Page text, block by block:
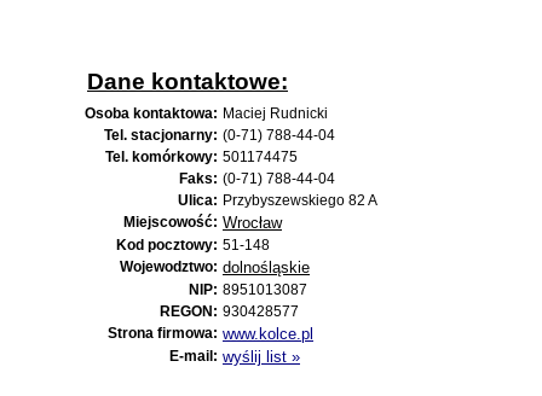
Dane kontaktowe:
Osoba kontaktowa: Maciej Rudnicki
Tel. stacjonarny: (0-71) 788-44-04
Tel. komórkowy: 501174475
Faks: (0-71) 788-44-04
Ulica: Przybyszewskiego 82 A
Miejscowość: Wrocław
Kod pocztowy: 51-148
Wojewodztwo: dolnośląskie
NIP: 8951013087
REGON: 930428577
Strona firmowa: www.kolce.pl
E-mail: wyślij list »